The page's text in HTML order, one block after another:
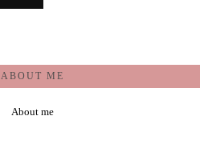
ABOUT ME
About me